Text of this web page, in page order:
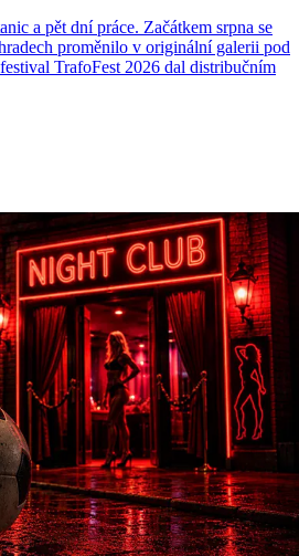
a pět dní práce. Začátkem srpna se
proměnilo v originální galerii pod
TrafoFest 2026 dal distribučním